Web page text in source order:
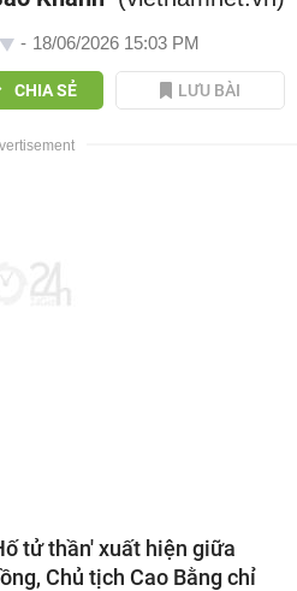
- 18/06/2026 15:03 PM
CHIA SẺ LƯU BÀI
tử thần' xuất hiện giữa
Chủ tịch Cao Bằng chỉ